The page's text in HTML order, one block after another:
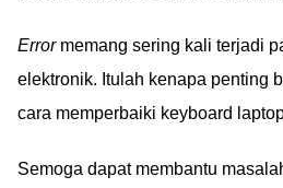
Errormemang sering kali terjadi
elektronik. Itulah kenapa penting
cara memperbaiki keyboard
Semoga dapat membantu